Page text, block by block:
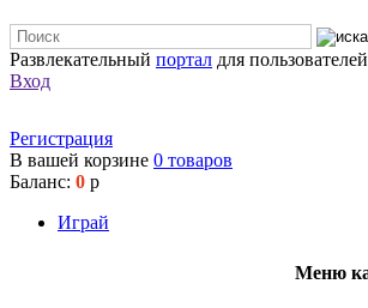
Развлекательный портал для пользователей
Вход
Регистрация
В вашей корзине 0 товаров
Баланс: 0 р
Играй
Меню